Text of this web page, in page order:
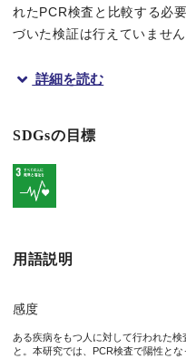
れたPCR検査と比較する必
づいた検証は行えていません
研究成果のポイント
新型コロナウイルス感
PCR検査と比べた抗原
症状の有無や感染して
大阪大学感染症総合教育研
詳細を読む
SDGsの目標
用語説明
感度
ある疾病をもつ人に対して行われた
と。本研究では、PCR検査で陽性と